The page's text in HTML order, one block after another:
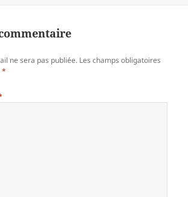
ne sera pas publiée. Les champs obligatoires
*